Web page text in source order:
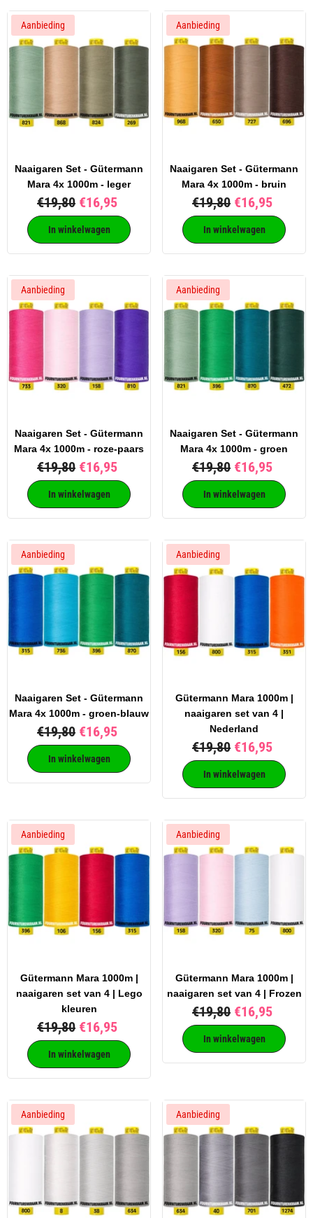
Aanbieding
Naaigaren Set - Gütermann
Mara 4x 1000m - leger
€19,80 €16,95
In winkelwagen
Aanbieding
Naaigaren Set - Gütermann
Mara 4x 1000m - bruin
€19,80 €16,95
In winkelwagen
Aanbieding
Naaigaren Set - Gütermann
Mara 4x 1000m - roze-paars
€19,80 €16,95
In winkelwagen
Aanbieding
Naaigaren Set - Gütermann
Mara 4x 1000m - groen
€19,80 €16,95
In winkelwagen
Aanbieding
Naaigaren Set - Gütermann
Mara 4x 1000m - groen-blauw
€19,80 €16,95
In winkelwagen
Aanbieding
Gütermann Mara 1000m |
naaigaren set van 4 |
Nederland
€19,80 €16,95
In winkelwagen
Aanbieding
Gütermann Mara 1000m |
naaigaren set van 4 | Lego
kleuren
€19,80 €16,95
In winkelwagen
Aanbieding
Gütermann Mara 1000m |
naaigaren set van 4 | Frozen
€19,80 €16,95
In winkelwagen
Aanbieding Aanbieding